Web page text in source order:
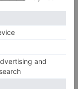
de la
abonar a
a los años